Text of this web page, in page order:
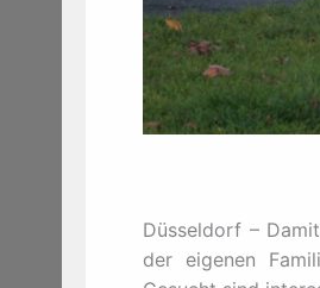
Düsseldorf –
der eigenen